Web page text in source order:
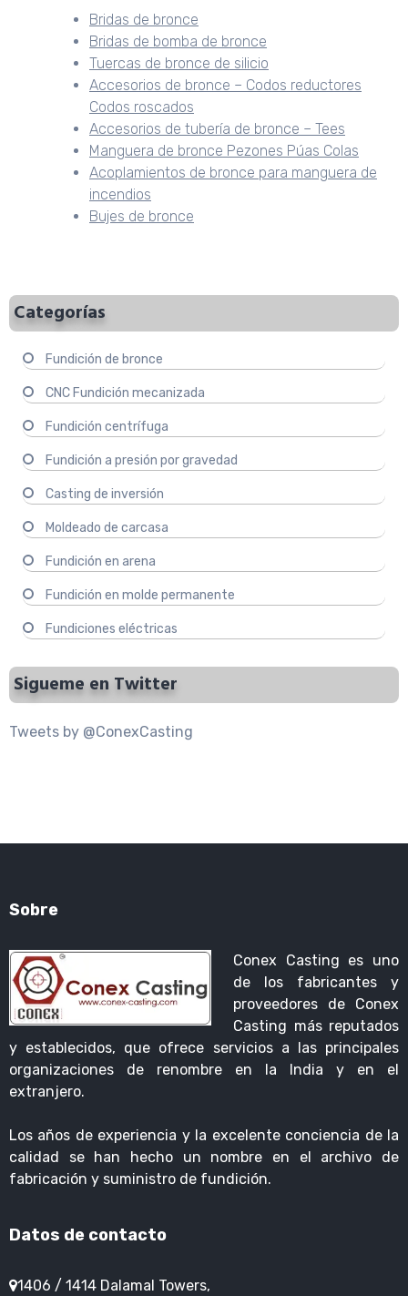
Bridas de bronce
Bridas de bomba de bronce
Tuercas de bronce de silicio
Accesorios de bronce – Codos reductores
Codos roscados
Accesorios de tubería de bronce – Tees
Manguera de bronce Pezones Púas Colas
Acoplamientos de bronce para manguera de
incendios
Bujes de bronce
Categorías
Fundición de bronce
CNC Fundición mecanizada
Fundición centrífuga
Fundición a presión por gravedad
Casting de inversión
Moldeado de carcasa
Fundición en arena
Fundición en molde permanente
Fundiciones eléctricas
Sigueme en Twitter
Tweets by @ConexCasting
Sobre
Conex Casting es uno
de los fabricantes y
proveedores de Conex
Casting más reputados
y establecidos, que ofrece servicios a las principales
organizaciones de renombre en la India y en el
extranjero.
Los años de experiencia y la excelente conciencia de la
calidad se han hecho un nombre en el archivo de
fabricación y suministro de fundición.
Datos de contacto
1406 / 1414 Dalamal Towers,